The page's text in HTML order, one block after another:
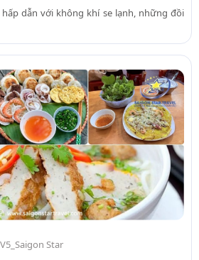
dẫn với không khí se lạnh, những đồi
Star